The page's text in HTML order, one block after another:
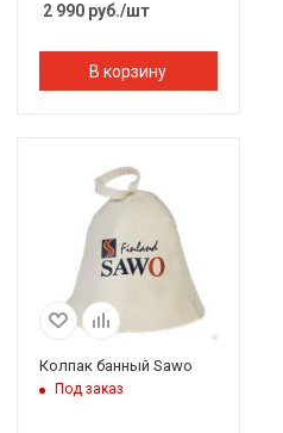
2 990руб./шт
В корзину
Колпак банный Sawo
Под заказ